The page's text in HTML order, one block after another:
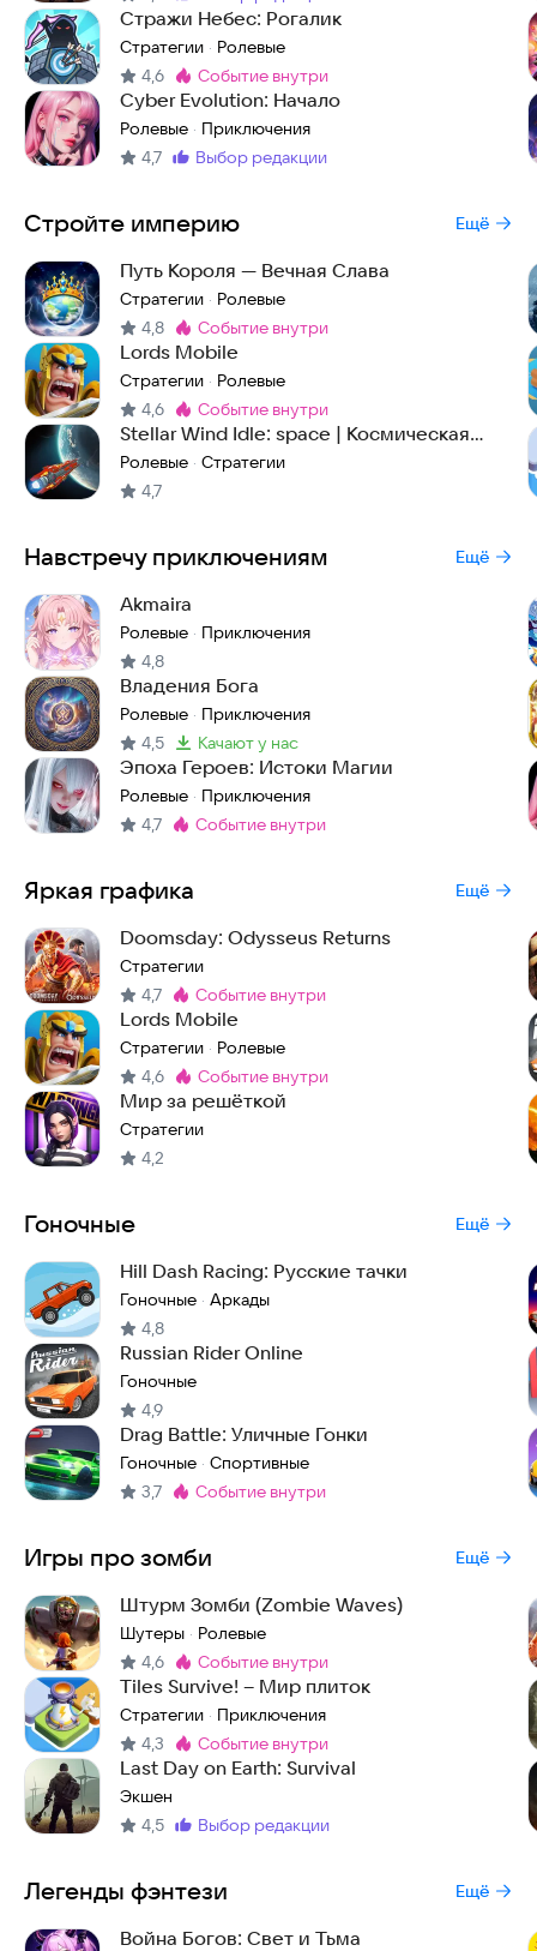
Стражи Небес: Рогалик
Стратегии · Ролевые
4,6 Метка:
событие внутри
Cyber Evolution: Начало
Ролевые · Приключения
4,7 Метка:
выбор редакции
Стройте империю Ещё
Путь Короля — Вечная Слава
Стратегии · Ролевые
4,8 Метка:
событие внутри
Lords Mobile
Стратегии · Ролевые
4,6 Метка:
событие внутри
Stellar Wind Idle: space | Космическая
стратегия
Ролевые · Стратегии
4,7
Навстречу приключениям Ещё
Akmaira
Ролевые · Приключения
4,8
Владения Бога
Ролевые · Приключения
4,5 Метка:
качают у нас
Эпоха Героев: Истоки Магии
Ролевые · Приключения
4,7 Метка:
событие внутри
Яркая графика Ещё
Doomsday: Odysseus Returns
Стратегии
4,7 Метка:
событие внутри
Lords Mobile
Стратегии · Ролевые
4,6 Метка:
событие внутри
Мир за решёткой
Стратегии
4,2
Гоночные Ещё
Hill Dash Racing: Русские тачки
Гоночные · Аркады
4,8
Russian Rider Online
Гоночные
4,9
Drag Battle: Уличные Гонки
Гоночные · Спортивные
3,7 Метка:
событие внутри
Игры про зомби Ещё
Штурм Зомби (Zombie Waves)
Шутеры · Ролевые
4,6 Метка:
событие внутри
Tiles Survive! – Мир плиток
Стратегии · Приключения
4,3
Метка:
событие внутри
Last Day on Earth: Survival
Экшен
4,5 Метка:
выбор редакции
Легенды фэнтези Ещё
Война Богов: Свет и Тьма